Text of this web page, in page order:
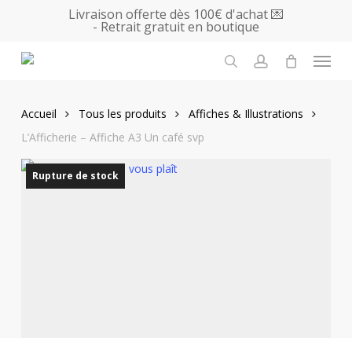
main
Livraison offerte dès 100€ d'achat 💌
- Retrait gratuit en boutique
Menu
Accueil Tous les produits
Affiches & Illustrations
L’Afficherie – Affiche A3 Un café svp
Rupture de stock